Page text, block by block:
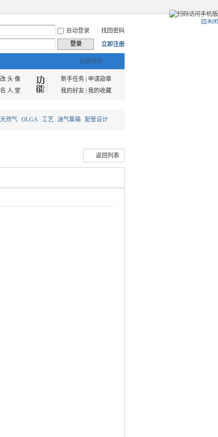
自动登录
找回密码
登录 立即注册
快捷导航
改 头 像 新手任务|
申请勋章
名 人 堂 我的好友| 我的收藏
然气 OLGA 工艺 油气集输 配管设计
返回列表